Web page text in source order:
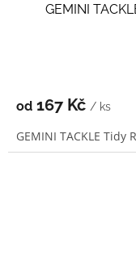
GEMINI
od 167 Kč / ks
GEMINI TACKLE Tidy